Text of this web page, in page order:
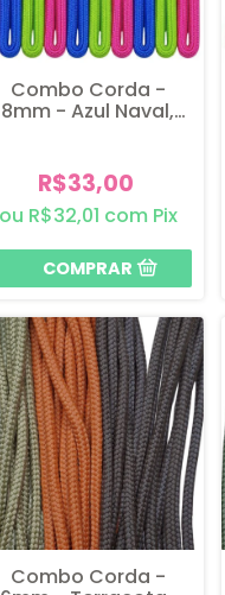
Combo Corda -
8mm - Azul Naval,
R$33,00
R$32,01 com Pix
Combo Corda -